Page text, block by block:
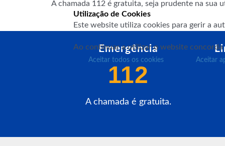
A chamada 112 é gratuita, seja prudente na sua
Emergência
112
A chamada é gratuita.
Utilização de Cookies
Este website utiliza cookies para gerir a
Ao continuar a utilizar o website
Aceitar todos os cookies Aceitar